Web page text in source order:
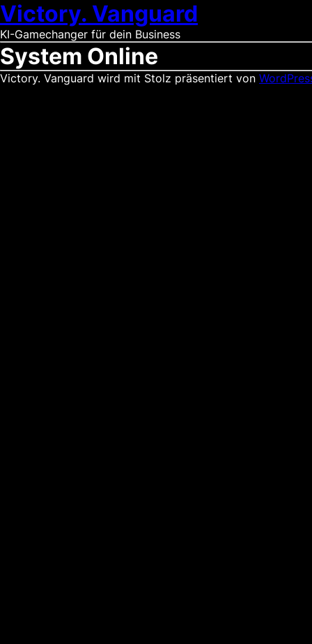
Victory. Vanguard
KI-Gamechanger für dein Business
System Online
Victory. Vanguard wird mit Stolz präsentiert von